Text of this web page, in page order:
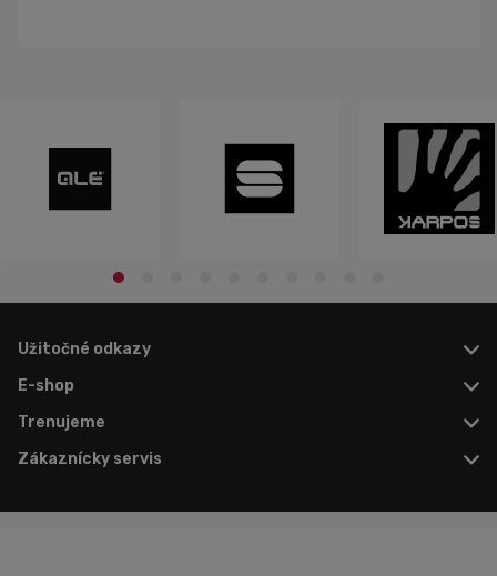
Užitočné odkazy
E-shop
Trenujeme
Zákaznícky servis